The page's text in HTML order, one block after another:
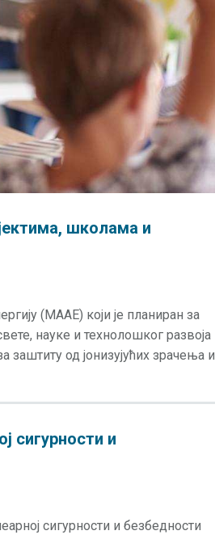
школама и
(МААЕ) који је планиран за
науке и технолошког развоја
од јонизујућих зрачења и
сигурности и
сигурности и безбедности